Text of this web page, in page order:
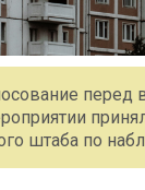
штаба по